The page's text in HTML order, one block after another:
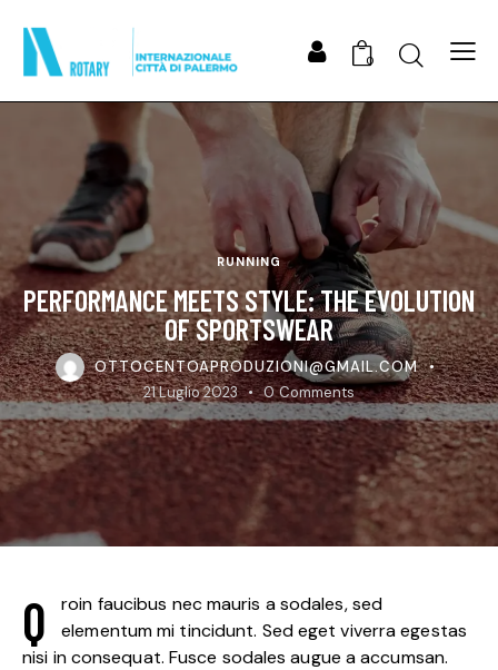
0 Search
RUNNING
PERFORMANCE MEETS STYLE: THE EVOLUTION
OF SPORTSWEAR
OTTOCENTOAPRODUZIONI@GMAIL.COM
21 Luglio 2023
0 Comments
Q
roin faucibus nec mauris a sodales, sed
elementum mi tincidunt. Sed eget viverra egestas
nisi in consequat. Fusce sodales augue a accumsan.